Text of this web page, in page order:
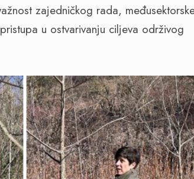
zajedničkog rada,
u ostvarivanju ciljeva održivog